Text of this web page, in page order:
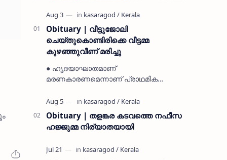
Obituary | വീട്ടുജോലി
ചെയ്തുകൊണ്ടിരിക്കെ വീട്ടമ്മ
കുഴഞ്ഞുവീണ് മരിച്ചു
● ഹൃദയാഘാതമാണ്
മരണകാരണമെന്നാണ് പ്രാഥമിക
കമ്യൂണിസ്റ്റ് പ്രവർത്തകരായ
രാമൻ്റെയും ചിരുതേയിയുടെയും
മകളാണ് ● വിവരമറിഞ്ഞ് ജനപ്ര…
Obituary | തളങ്കര കടവത്തെ നഫീസ
ഹജ്ജുമ്മ നിര്യാതയായി